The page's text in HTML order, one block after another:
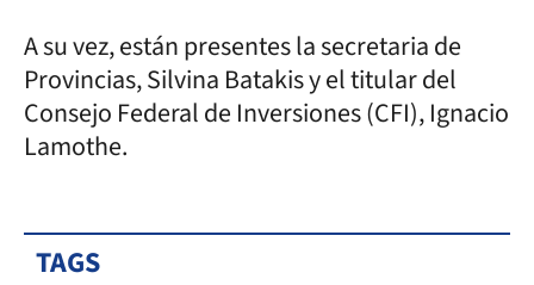
A su vez, están presentes la secretaria de
Provincias, Silvina Batakis y el titular del
Consejo Federal de Inversiones (CFI), Ignacio
Lamothe.
TAGS